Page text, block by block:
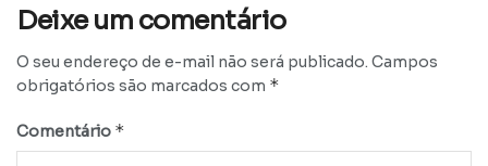
Deixe um comentário
O seu endereço de e-mail não será publicado. Campos
obrigatórios são marcados com *
Comentário *